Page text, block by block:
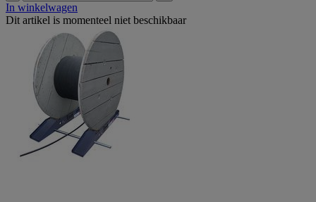
In winkelwagen
Dit artikel is momenteel niet beschikbaar